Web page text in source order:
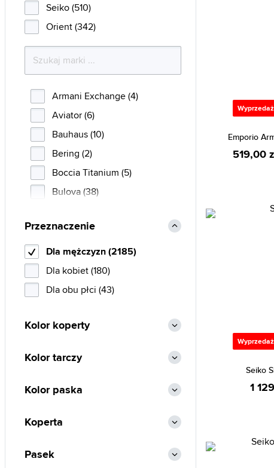
Wyprzedaż
Emporio
519,00
Wyprzedaż
Seiko
1
Seiko (510)
Orient (342)
Armani Exchange (4)
Aviator (6)
Bauhaus (10)
Bering (2)
Boccia Titanium (5)
Bulova (38)
Certina (14)
CIGA Design (28)
Citizen (241)
Daniel Klein (7)
Emporio Armani (33)
Fossil (68)
Guess (11)
Hugo Boss (9)
Invicta (311)
Przeznaczenie
Dla mężczyzn (2185)
Dla kobiet (180)
Dla obu płci (43)
Kolor koperty
Kolor tarczy
Kolor paska
Koperta
Pasek